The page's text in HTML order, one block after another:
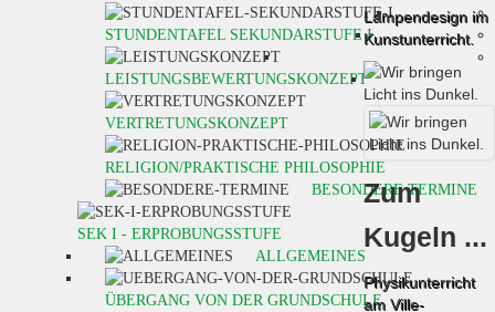
Lampendesign im
Kunstunterricht.
Zum
Kugeln ...
Physikunterricht
am Ville-
STUNDENTAFEL SEKUNDARSTUFE I
LEISTUNGSBEWERTUNGSKONZEPT
VERTRETUNGSKONZEPT
RELIGION/PRAKTISCHE PHILOSOPHIE
BESONDERE TERMINE
SEK I - ERPROBUNGSSTUFE
ALLGEMEINES
ÜBERGANG VON DER GRUNDSCHULE